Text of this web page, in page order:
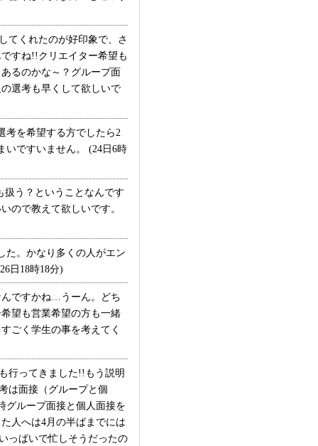
くれたのが好印象で、さ
すね!!クリエイター希望も
るのかな～？グループ面
選考も早くして欲しいで
を希望する方でしたら2
いですいません。 (24日6時
う？ということなんです
ので教えて欲しいです。
。かなり多くの人がエン
日18時18分)
ですかね…うーん。どち
望も営業希望の方も一緒
ごく学生の事を考えてく
行ってきました!!もう説明
は面接（グループと個
グループ面接と個人面接を
人へは4月の半ばまでには
っぱいで忙しそうだったの